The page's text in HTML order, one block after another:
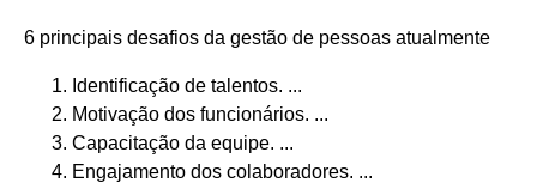
6 principais desafios da gestão de pessoas atualmente
Identificação de talentos. ...
Motivação dos funcionários. ...
Capacitação da equipe. ...
Engajamento dos colaboradores. ...